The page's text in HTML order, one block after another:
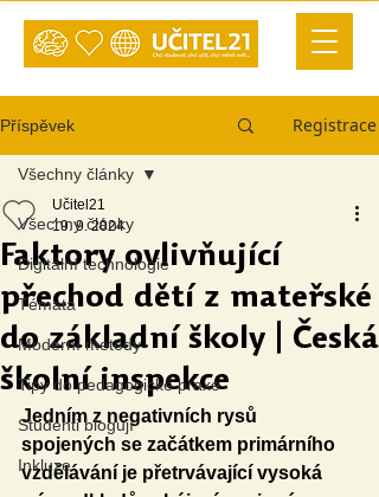
Příspěvek Registrace
Všechny články
Digitální technologie
Témata
Moderní metody
Tipy do pedagogické praxe
Studenti blogují
Inkluze
Všechny články
Faktory ovlivňující
přechod dětí z mateřské
do základní školy | Česká
školní inspekce
Učitel21
19. 9. 2024
Jedním z negativních rysů
spojených se začátkem primárního
vzdělávání je přetrvávající vysoká